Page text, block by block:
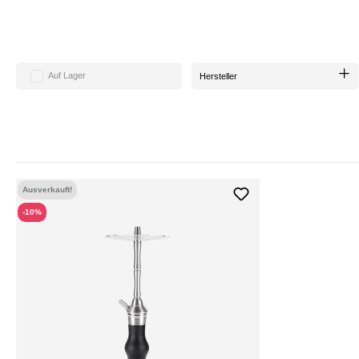
zwei Ausführungen der kleinen, aber
Auf Lager Hersteller
Ausverkauft!
-10%